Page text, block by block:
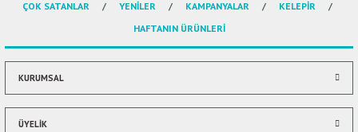
Ürün açıklamasında eksik bilgiler bulunuyor.
Ürün bilgilerinde hatalar bulunuyor.
Ürün fiyatı diğer sitelerden daha pahalı.
Bu ürüne benzer farklı alternatifler olmalı.
ÇOK SATANLAR
YENİLER KAMPANYALAR
KELEPİR
HAFTANIN ÜRÜNLERİ
KURUMSAL
ÜYELİK